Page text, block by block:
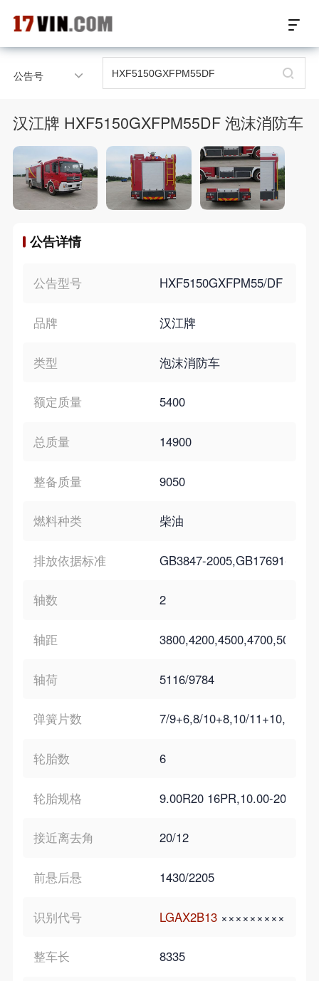
17VIN车架号查询首页
汽配产品车型适配
汽配产品电子目录
微信群智能客服
个性化私人定制
公告号
汉江牌 HXF5150GXFPM55DF 泡沫消防车
公告详情
公告型号 HXF5150GXFPM55/DF
品牌 汉江牌
类型 泡沫消防车
额定质量 5400
总质量 14900
整备质量 9050
燃料种类 柴油
排放依据标准 GB3847-2005,GB17691-2005
轴数 2
轴距
轴荷 5116/9784
弹簧片数 7/9+6,8/10+8,10/11+10,11/
轮胎数 6
轮胎规格 9.00R20 16PR,10.00-20
接近离去角 20/12
前悬后悬 1430/2205
识别代号 LGAX2B13 ×××××××××
整车长 8335